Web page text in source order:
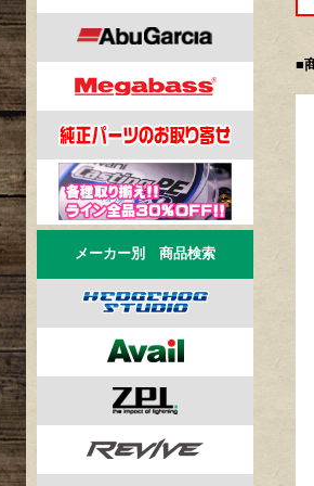
メーカー別 商品検索
■